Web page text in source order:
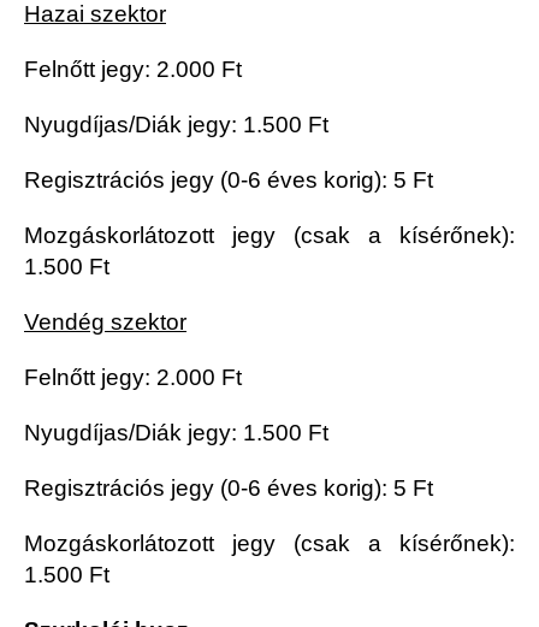
Hazai szektor
Felnőtt jegy: 2.000 Ft
Nyugdíjas/Diák jegy: 1.500 Ft
Regisztrációs jegy (0-6 éves korig): 5 Ft
Mozgáskorlátozott jegy (csak a kísérőnek):
1.500 Ft
Vendég szektor
Felnőtt jegy: 2.000 Ft
Nyugdíjas/Diák jegy: 1.500 Ft
Regisztrációs jegy (0-6 éves korig): 5 Ft
Mozgáskorlátozott jegy (csak a kísérőnek):
1.500 Ft